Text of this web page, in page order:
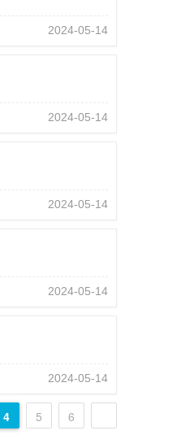
2024-05-14
2024-05-14
2024-05-14
2024-05-14
2024-05-14
4 5 6